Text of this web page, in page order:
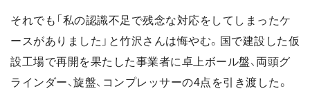
それでも「私の認識不足で残念な対応をしてしまったケ
ースがありました」と竹沢さんは悔やむ。国で建設した仮
設工場で再開を果たした事業者に卓上ボール盤、両頭グ
ラインダー、旋盤、コンプレッサーの4点を引き渡した。